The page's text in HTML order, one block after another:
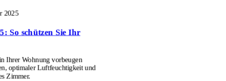
2025
So schützen Sie Ihr
Ihrer Wohnung vorbeugen
optimaler Luftfeuchtigkeit und
Zimmer.